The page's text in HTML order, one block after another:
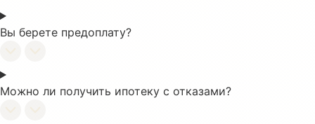
Вы берете предоплату?
Можно ли получить ипотеку с отказами?